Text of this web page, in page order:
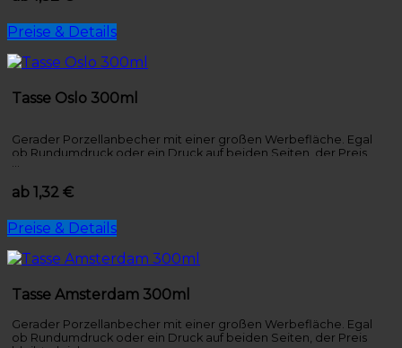
Preise & Details
Tasse Oslo 300ml
Gerader Porzellanbecher mit einer großen Werbefläche. Egal
ob Rundumdruck oder ein Druck auf beiden Seiten, der Preis
bleibt gleich.
ab 1,32 €
Preise & Details
Tasse Amsterdam 300ml
Gerader Porzellanbecher mit einer großen Werbefläche. Egal
ob Rundumdruck oder ein Druck auf beiden Seiten, der Preis